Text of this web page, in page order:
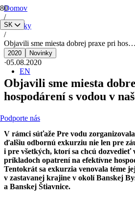
SK
EN
Podporte nás
Domov
/
Novinky
/
Objavili sme miesta dobrej praxe pri hos…
2020 Novinky
·05.08.2020
Objavili sme miesta
hospodárení s vodou v
V rámci súťaže Pre vodu
ďalšiu odbornú exkurziu nie len pre
i pre všetkých, ktorí sa chcú dozvedieť
príkladoch opatrení na efektívne
Tentokrát sa exkurzia venovala téme
v zastavanej krajine v okolí Banskej
a Banskej Štiavnice.